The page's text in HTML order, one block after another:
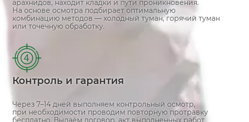
арахнидов, находит кладки и пути проникновения.
На основе осмотра подбирает оптимальную
комбинацию методов — холодный туман, горячий туман
или точечную обработку.
4
Контроль и гарантия
Через 7–14 дней выполняем контрольный осмотр,
при необходимости проводим повторную протравку
бесплатно. Выдаём договор, акт выполненных работ